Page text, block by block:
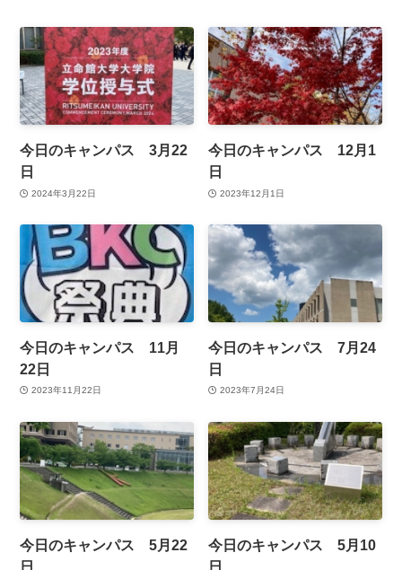
今日のキャンパス 3月22
日
2024年3月22日
今日のキャンパス 12月1
日
2023年12月1日
今日のキャンパス 11月
22日
2023年11月22日
今日のキャンパス 7月24
日
2023年7月24日
今日のキャンパス 5月22
日
今日のキャンパス 5月10
日